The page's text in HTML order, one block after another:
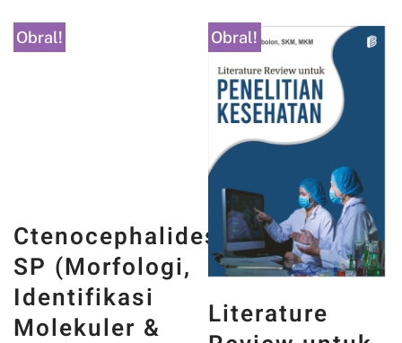
Obral!
Ctenocephalides
SP (Morfologi,
Identifikasi
Molekuler &
Obral!
Literature